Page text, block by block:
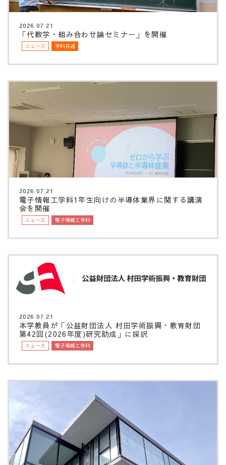
2026.07.21
「代数学・組み合わせ論セミナー」を開催
ニュース 学科共通
2026.07.21
電子情報工学科1年生向けの半導体業界に関する講演
会を開催
ニュース 電子情報工学科
2026.07.21
本学教員が「公益財団法人 村田学術振興・教育財団
第42回(2026年度)研究助成」に採択
ニュース 電子情報工学科